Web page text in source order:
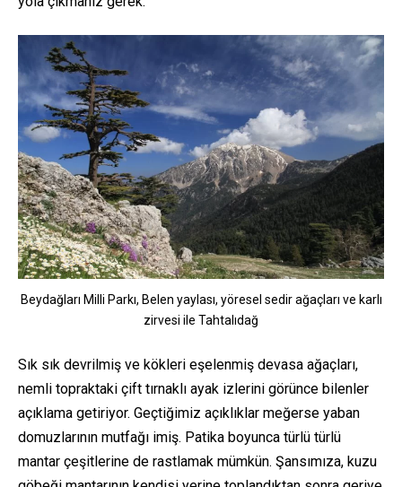
Beydağları Milli Parkı, Belen yaylası, yöresel sedir ağaçları ve karlı
zirvesi ile Tahtalıdağ
Sık sık devrilmiş ve kökleri eşelenmiş devasa ağaçları,
nemli topraktaki çift tırnaklı ayak izlerini görünce bilenler
açıklama getiriyor. Geçtiğimiz açıklıklar meğerse yaban
domuzlarının mutfağı imiş. Patika boyunca türlü türlü
mantar çeşitlerine de rastlamak mümkün. Şansımıza, kuzu